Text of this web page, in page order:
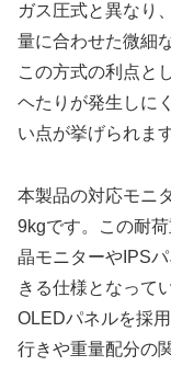
ガス圧式と異なり
量に合わせた微細
この方式の利点と
ヘたりが発生しに
い点が挙げられます
本製品の対応モニ
9kgです。この耐
晶モニターやIPS
きる仕様となって
OLEDパネルを採
行きや重量配分の